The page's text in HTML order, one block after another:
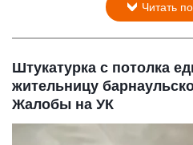
Читать
Штукатурка с потолка
жительницу
Жалобы на УК